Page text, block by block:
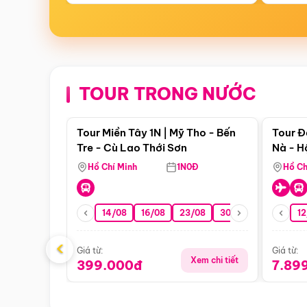
TOUR TRONG NƯỚC
Điểm nổi bật
Tour Miền Tây 1N | Mỹ Tho - Bến
Tre - Cù Lao Thới Sơn
Hồ Chí Minh 1N0Đ
14/08 16/08 23/08 30/08 06/09
Giá từ:
399.000đ Xem chi tiết
Tour
Nà -
Nha
Hồ
Giá từ:
‹